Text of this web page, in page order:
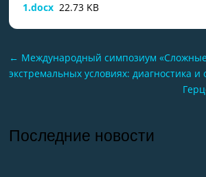
1.docx 22.73 KB
← Международный симпозиум
экстремальных условиях: диагностика и
Последние новости